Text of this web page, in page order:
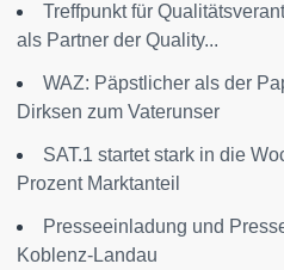
Treffpunkt für
als Partner der Quality...
WAZ: Päpstlicher als der
Dirksen zum Vaterunser
SAT.1 startet stark in die
Prozent Marktanteil
Presseeinladung und
Koblenz-Landau